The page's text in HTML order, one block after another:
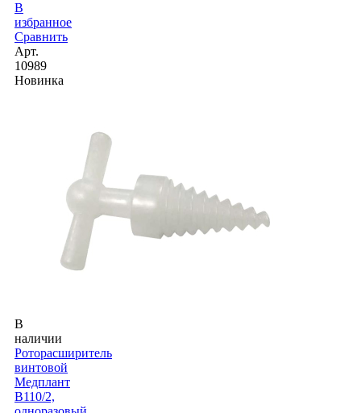
В
избранное
Сравнить
Арт.
10989
Новинка
В
наличии
Роторасширитель
винтовой
Медплант
В110/2,